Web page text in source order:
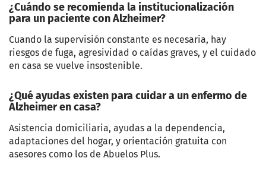
¿Cuándo se recomienda la institucionalización
para un paciente con Alzheimer?
Cuando la supervisión constante es necesaria, hay
riesgos de fuga, agresividad o caídas graves, y el cuidado
en casa se vuelve insostenible.
¿Qué ayudas existen para cuidar a un enfermo de
Alzheimer en casa?
Asistencia domiciliaria, ayudas a la dependencia,
adaptaciones del hogar, y orientación gratuita con
asesores como los de Abuelos Plus.